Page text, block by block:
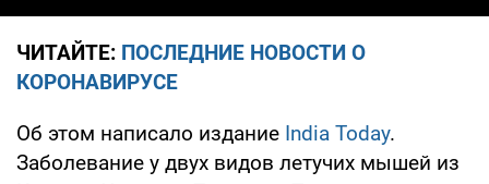
ЧИТАЙТЕ: ПОСЛЕДНИЕ НОВОСТИ О
КОРОНАВИРУСЕ
Об этом написало издание India Today.
Заболевание у двух видов летучих мышей из